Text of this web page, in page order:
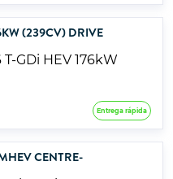
(239CV) DRIVE
Entrega rápida
CENTRE-